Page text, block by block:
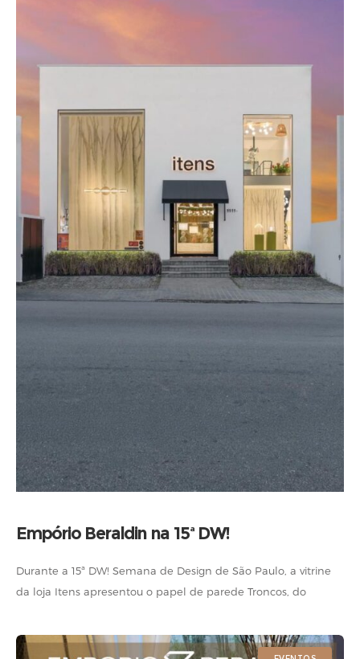
Empório Beraldin na 15ª DW!
Durante a 15ª DW! Semana de Design de São Paulo, a vitrine
da loja Itens apresentou o papel de parede Troncos, do